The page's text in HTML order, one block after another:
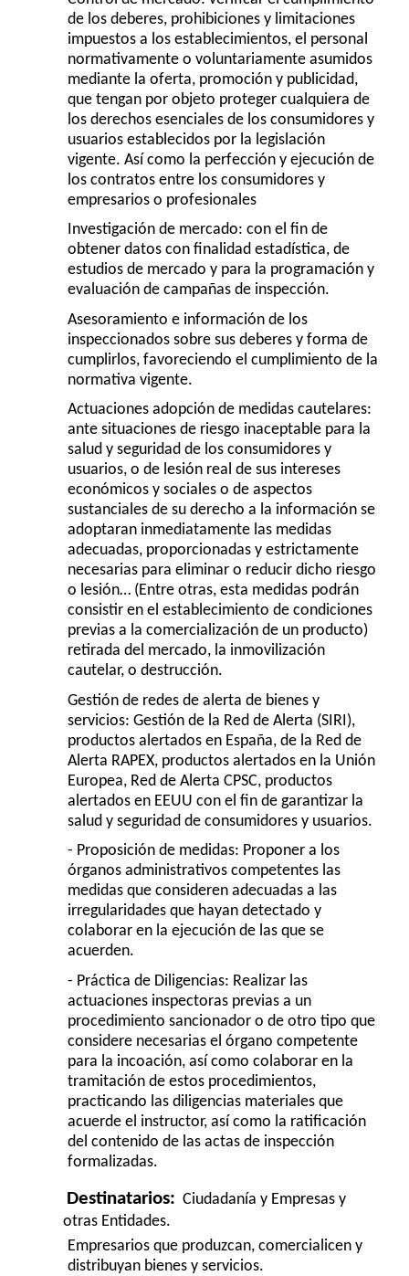
de los deberes, prohibiciones y limitaciones
impuestos a los establecimientos, el personal
normativamente o voluntariamente asumidos
mediante la oferta, promoción y publicidad,
que tengan por objeto proteger cualquiera de
los derechos esenciales de los consumidores y
usuarios establecidos por la legislación
vigente. Así como la perfección y ejecución de
los contratos entre los consumidores y
empresarios o profesionales
Investigación de mercado: con el fin de
obtener datos con finalidad estadística, de
estudios de mercado y para la programación y
evaluación de campañas de inspección.
Asesoramiento e información de los
inspeccionados sobre sus deberes y forma de
cumplirlos, favoreciendo el cumplimiento de la
normativa vigente.
Actuaciones adopción de medidas cautelares:
ante situaciones de riesgo inaceptable para la
salud y seguridad de los consumidores y
usuarios, o de lesión real de sus intereses
económicos y sociales o de aspectos
sustanciales de su derecho a la información se
adoptaran inmediatamente las medidas
adecuadas, proporcionadas y estrictamente
necesarias para eliminar o reducir dicho riesgo
o lesión… (Entre otras, esta medidas podrán
consistir en el establecimiento de condiciones
previas a la comercialización de un producto)
retirada del mercado, la inmovilización
cautelar, o destrucción.
Gestión de redes de alerta de bienes y
servicios: Gestión de la Red de Alerta (SIRI),
productos alertados en España, de la Red de
Alerta RAPEX, productos alertados en la Unión
Europea, Red de Alerta CPSC, productos
alertados en EEUU con el fin de garantizar la
salud y seguridad de consumidores y usuarios.
- Proposición de medidas: Proponer a los
órganos administrativos competentes las
medidas que consideren adecuadas a las
irregularidades que hayan detectado y
colaborar en la ejecución de las que se
acuerden.
- Práctica de Diligencias: Realizar las
actuaciones inspectoras previas a un
procedimiento sancionador o de otro tipo que
considere necesarias el órgano competente
para la incoación, así como colaborar en la
tramitación de estos procedimientos,
practicando las diligencias materiales que
acuerde el instructor, así como la ratificación
del contenido de las actas de inspección
formalizadas.
Destinatarios: Ciudadanía y Empresas y
otras Entidades.
Empresarios que produzcan, comercialicen y
distribuyan bienes y servicios.